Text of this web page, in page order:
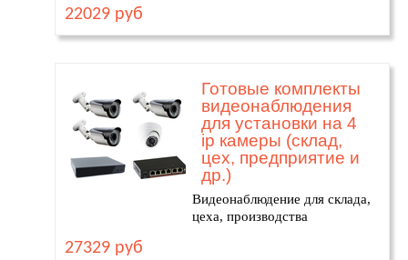
22029 руб
Готовые комплекты
видеонаблюдения
для установки на 4
ip камеры (склад,
цех, предприятие и
др.)
Видеонаблюдение для склада,
цеха, производства
27329 руб